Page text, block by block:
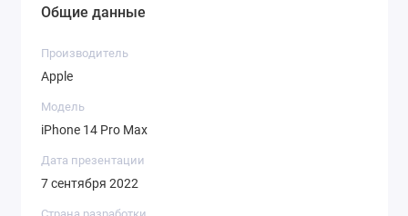
Общие данные
Производитель
Apple
Модель
iPhone 14 Pro Max
Дата презентации
7 сентября 2022